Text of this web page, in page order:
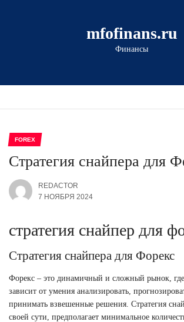
mfofinans.ru
Финансы
FOREX
Стратегия снайпера для
REDACTOR
7 НОЯБРЯ 2024
стратегия снайпер для
Стратегия снайпера для Форекс
Форекс – это динамичный и сложный рынок,
зависит от умения анализировать,
принимать взвешенные решения. Стратегия
своей сути, предполагает минимальное